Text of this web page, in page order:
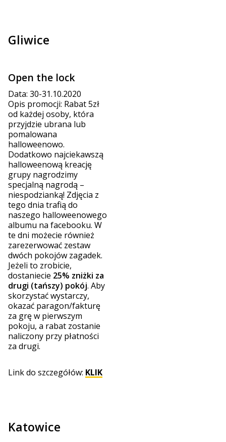
Gliwice
Open the lock
Data: 30-31.10.2020
Opis promocji: Rabat 5zł
od każdej osoby, która
przyjdzie ubrana lub
pomalowana
halloweenowo.
Dodatkowo najciekawszą
halloweenową kreację
grupy nagrodzimy
specjalną nagrodą –
niespodzianką! Zdjęcia z
tego dnia trafią do
naszego halloweenowego
albumu na facebooku. W
te dni możecie również
zarezerwować zestaw
dwóch pokojów zagadek.
Jeżeli to zrobicie,
dostaniecie 25% zniżki za
drugi (tańszy) pokój. Aby
skorzystać wystarczy,
okazać paragon/fakturę
za grę w pierwszym
pokoju, a rabat zostanie
naliczony przy płatności
za drugi.
Link do szczegółów: KLIK
Katowice